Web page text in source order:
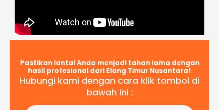
Pastikan lantai Anda menjadi tahan lama dengan
hasil profesional dari Elang Timur Nusantara!
Hubungi kami dengan cara klik tombol di
bawah ini :